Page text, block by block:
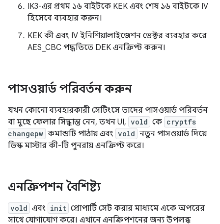
IK3-এর প্রথম ১৬ বাইটকে KEK এবং শেষ ১৬ বাইটকে IV
হিসেবে ব্যবহার করুন।
KEK কী এবং IV ইনিশিয়ালাইজেশন ভেক্টর ব্যবহার করে
AES_CBC পদ্ধতিতে DEK এনক্রিপ্ট করুন।
পাসওয়ার্ড পরিবর্তন করুন
যখন কোনো ব্যবহারকারী সেটিংসে তাদের পাসওয়ার্ড পরিবর্তন
বা মুছে ফেলার সিদ্ধান্ত নেন, তখন UI, vold কে cryptfs
changepw কমান্ডটি পাঠায় এবং vold নতুন পাসওয়ার্ড দিয়ে
ডিস্ক মাস্টার কী-টি পুনরায় এনক্রিপ্ট করে।
এনক্রিপশন বৈশিষ্ট্য
vold এবং init প্রোপার্টি সেট করার মাধ্যমে একে অপরের
সাথে যোগাযোগ করে। এখানে এনক্রিপশনের জন্য উপলব্ধ